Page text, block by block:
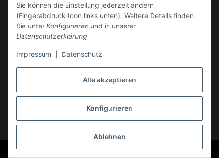
Alle akzeptieren
Konfigurieren
Ablehnen
Sie können die Einstellung jederzeit ändern
(Fingerabdruck-Icon links unten). Weitere Details finden
Sie unter Konfigurieren und in unserer
Datenschutzerklärung.
Impressum Datenschutz
Vertrag widerrufen